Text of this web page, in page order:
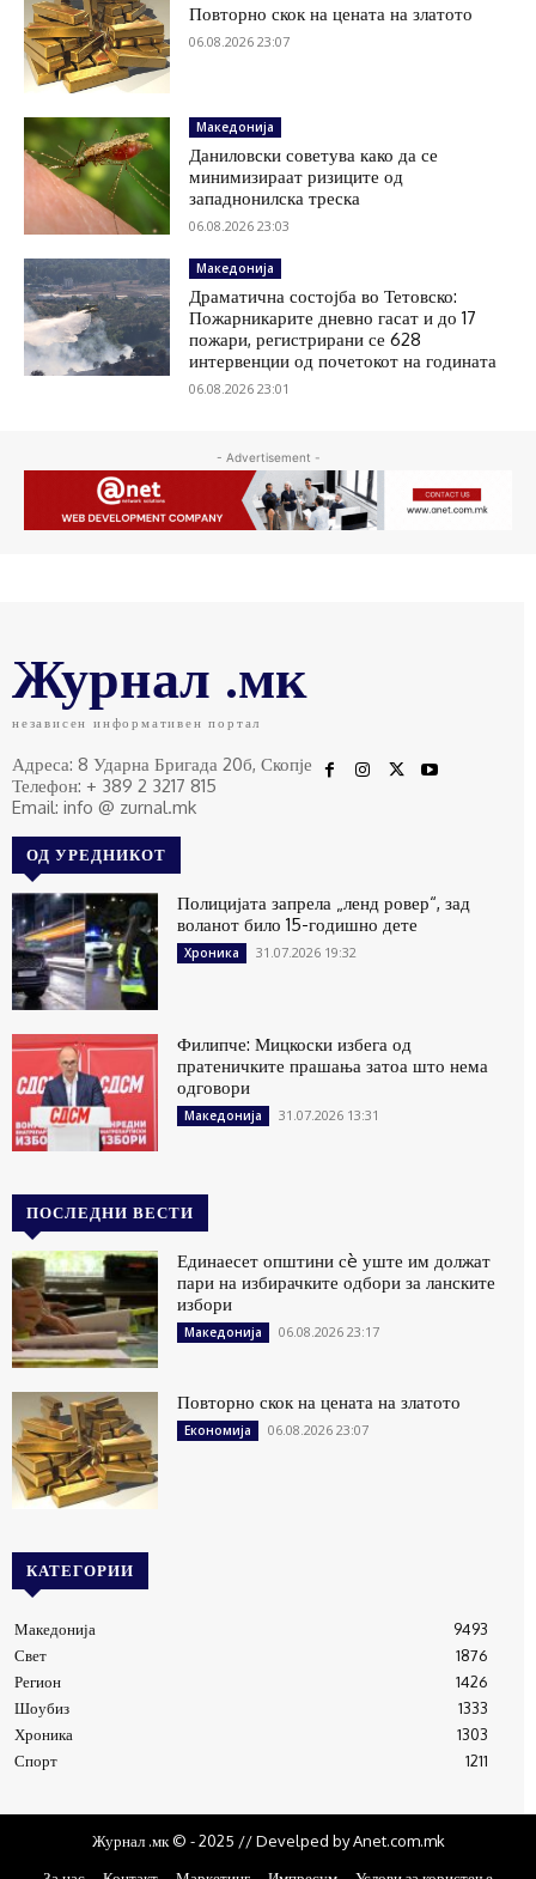
Повторно скок на цената на златото
06.08.2026 23:07
Македонија
Даниловски советува како да се
минимизираат ризиците од
западнонилска треска
06.08.2026 23:03
Македонија
Драматична состојба во Тетовско:
Пожарникарите дневно гасат и до 17
пожари, регистрирани се 628
интервенции од почетокот на годината
06.08.2026 23:01
- Advertisement -
Журнал .мк
независен информативен портал
Адреса: 8 Ударна Бригада 20б, Скопје
Телефон: + 389 2 3217 815
Email: info @ zurnal.mk
ОД УРЕДНИКОТ
Полицијата запрела „ленд ровер“, зад
воланот било 15-годишно дете
Хроника 31.07.2026 19:32
Филипче: Мицкоски избега од
пратеничките прашања затоа што нема
одговори
Македонија 31.07.2026 13:31
ПОСЛЕДНИ ВЕСТИ
Единаесет општини сè уште им должат
пари на избирачките одбори за ланските
избори
Македонија 06.08.2026 23:17
Повторно скок на цената на златото
Економија 06.08.2026 23:07
КАТЕГОРИИ
Македонија
9493
Свет
1876
Регион
1426
Шоубиз
1333
Хроника
1303
Спорт
1211
Журнал .мк © - 2025 // Develped by Anet.com.mk